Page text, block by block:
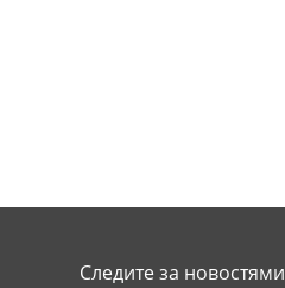
Следите за новостями